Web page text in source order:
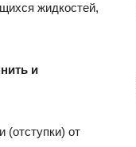
жидкостей,
и
от